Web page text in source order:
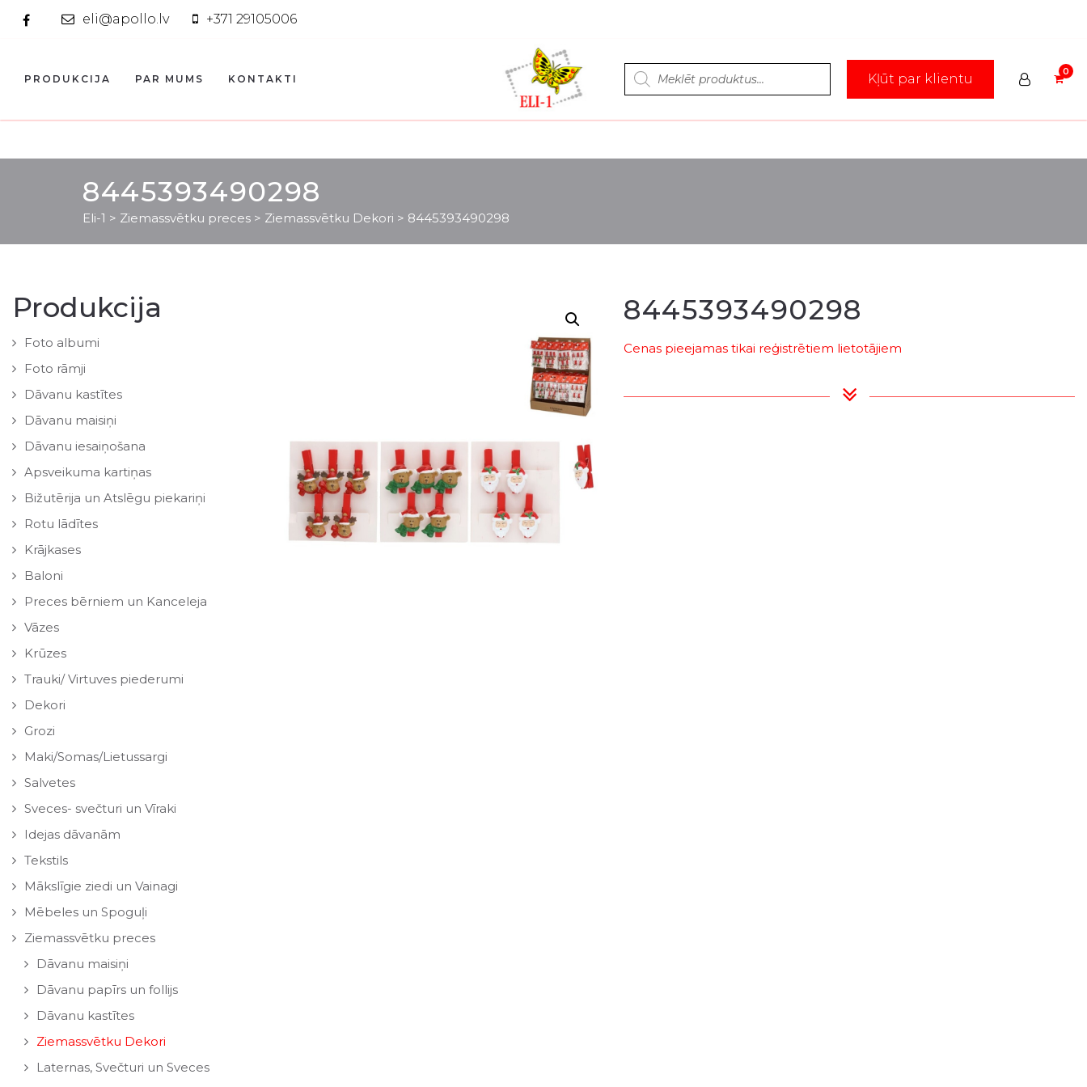
eli@apollo.lv +371 29105006
Products
search Kļūt par klientu
PRODUKCIJA PAR MUMS KONTAKTI
8445393490298
Eli-1 > Ziemassvētku preces > Ziemassvētku Dekori > 8445393490298
Produkcija
Foto albumi
Foto rāmji
Dāvanu kastītes
Dāvanu maisiņi
Dāvanu iesaiņošana
Apsveikuma kartiņas
Bižutērija un Atslēgu piekariņi
Rotu lādītes
Krājkases
Baloni
Preces bērniem un Kanceleja
Vāzes
Krūzes
Trauki/ Virtuves piederumi
Dekori
Grozi
Maki/Somas/Lietussargi
Salvetes
Sveces- svečturi un Vīraki
Idejas dāvanām
Tekstils
Mākslīgie ziedi un Vainagi
Mēbeles un Spoguļi
Ziemassvētku preces
Dāvanu maisiņi
Dāvanu papīrs un follijs
Dāvanu kastītes
Ziemassvētku Dekori
Laternas, Svečturi un Sveces
8445393490298
Cenas pieejamas tikai reģistrētiem lietotājiem